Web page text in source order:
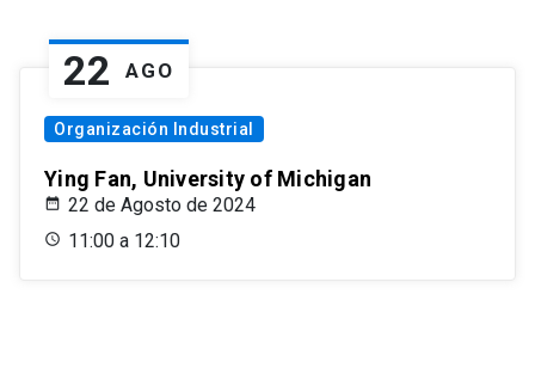
22 AGO
Organización Industrial
Ying Fan, University of Michigan
22 de Agosto de 2024
11:00 a 12:10